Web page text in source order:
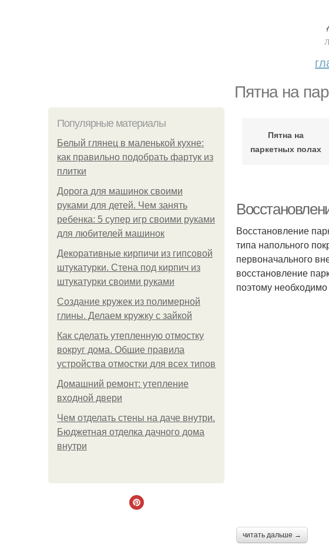
Пятна на
Популярные материалы
Белый глянец в маленькой кухне:
как правильно подобрать фартук из
плитки
Дорога для машинок своими
руками для детей. Чем занять
ребенка: 5 супер игр своими руками
для любителей машинок
Декоративные кирпичи из гипсовой
штукатурки. Стена под кирпич из
штукатурки своими руками
Создание кружек из полимерной
глины. Делаем кружку с зайкой
Как сделать утепленную отмостку
вокруг дома. Общие правила
устройства отмостки для всех типов
Домашний ремонт: утепление
входной двери
Чем отделать стены на даче внутри.
Бюджетная отделка дачного дома
внутри
Пятна на
паркетных полах
Восстановление
типа напольного
первоначального
восстановление
поэтому
читать дальше →